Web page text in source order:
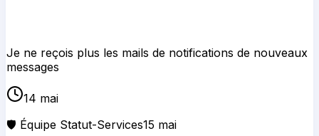
Je ne reçois plus les mails de notifications de nouveaux
messages
14 mai
🛡️ Équipe Statut-Services15 mai